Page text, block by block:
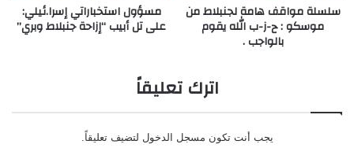
سلسلة مواقف هامة لجنبلاط من
موسكو : ح-ز-ب الله يقوم
بالواجب .
مسؤول استخباراتي إسرا.ئيلي:
على تل أبيب “إزاحة جنبلاط وبري”
اترك تعليقاً
يجب أنت تكون مسجل الدخول لتضيف تعليقاً.